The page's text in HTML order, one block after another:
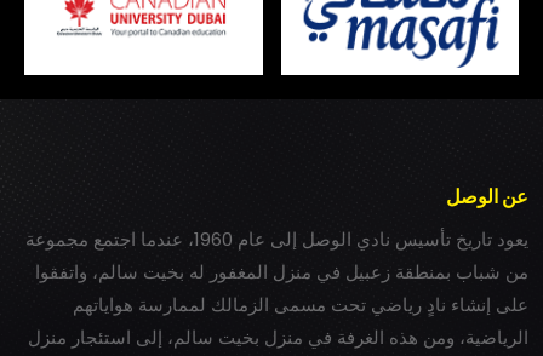
عن الوصل
يعود تاريخ تأسيس نادي الوصل إلى عام 1960، عندما اجتمع مجموعة
من شباب بمنطقة زعبيل في منزل المغفور له بخيت سالم، واتفقوا
على إنشاء نادٍ رياضي تحت مسمى الزمالك لممارسة هواياتهم
الرياضية، ومن هذه الغرفة في منزل بخيت سالم، إلى استئجار منزل